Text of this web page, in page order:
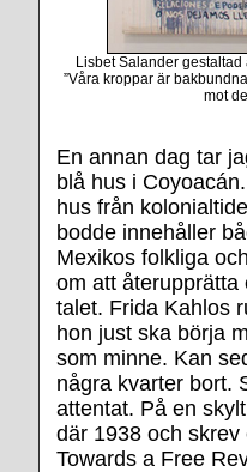
Lisbet Salander
”Våra kroppar är
mot
En annan dag tar
blå hus i
hus från
bodde innehåller
Mexikos folkliga
om att återupprätta
talet. Frida Kahlos
hon just ska börja
som minne. Kan
några kvarter bort.
attentat. På en
där 1938 och
Towards a Free